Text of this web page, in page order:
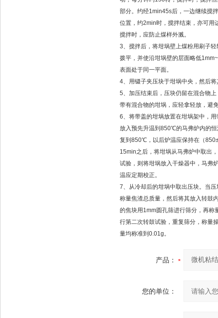
部分。约经1min45s后，一边继续搅
位置，约2min时，搅拌结束，亦可用
搅拌时，应防止煤样外溅。
3、搅拌后，将坩埚壁上煤粉用刷子
拨平，并使沿坩埚壁的层面略低
表面处于同一平面。
4、用镊子夹压块于坩埚中央，然后
5、加压结束后，压块仍留在混合物
带有混合物的坩埚，应轻拿轻放，避
6、将带盖的坩埚放置在坩埚架中，
放入预先升温到850℃的马弗炉内的
复到850℃，以后炉温应保持在（
15min之后，将坩埚从马弗炉中取出
试验，则将坩埚放入干燥器中，马弗
温应定期校正。
7、从冷却后的坩埚中取出压块。当
称量焦渣总质量，然后将其放入转鼓
的焦块用1mm圆孔筛进行筛分，再称
行第二次转鼓试验，重复筛分，称量
量均称准到0.01g。
产品：
您的单位：